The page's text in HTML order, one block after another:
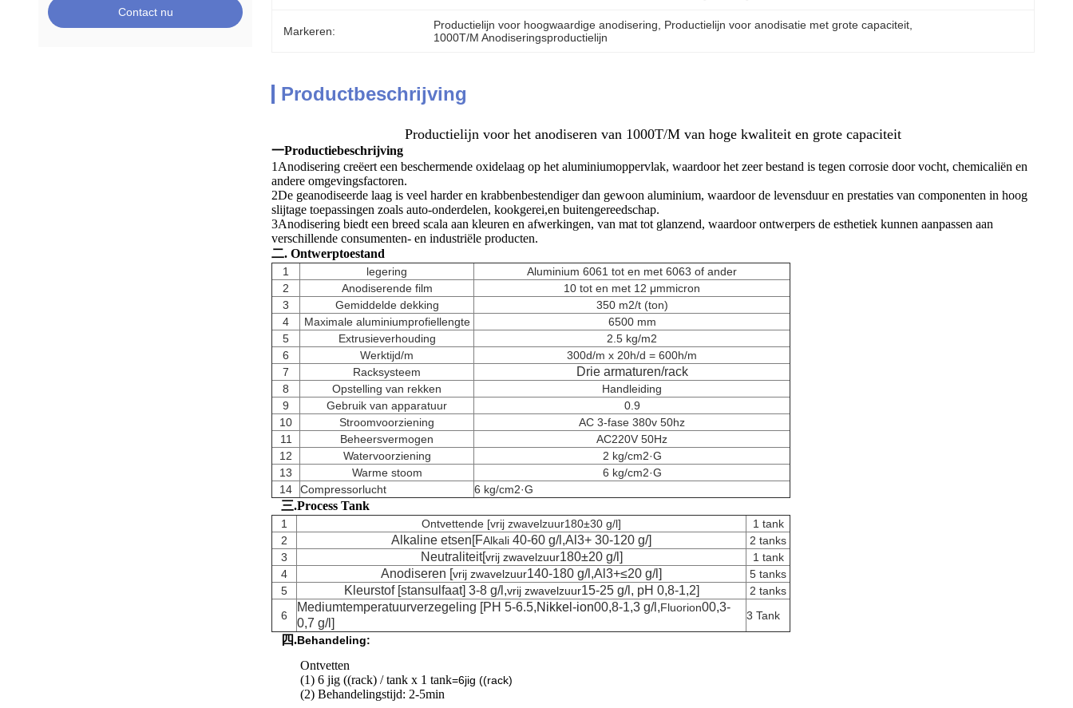
Contact nu
Markeren: Productielijn voor hoogwaardige anodisering Productielijn voor anodisatie met grote capaciteit
1000T/M Anodiseringsproductielijn
Productbeschrijving
Productielijn voor het anodiseren van 1000T/M van hoge kwaliteit en grote capaciteit
一Productiebeschrijving
1Anodisering creëert een beschermende oxidelaag op het aluminiumoppervlak, waardoor het zeer bestand is tegen corrosie door vocht, chemicaliën en
andere omgevingsfactoren.
2De geanodiseerde laag is veel harder en krabbenbestendiger dan gewoon aluminium, waardoor de levensduur en prestaties van componenten in hoog
slijtage toepassingen zoals auto-onderdelen, kookgerei,en buitengereedschap.
3Anodisering biedt een breed scala aan kleuren en afwerkingen, van mat tot glanzend, waardoor ontwerpers de esthetiek kunnen aanpassen aan
verschillende consumenten- en industriële producten.
二. Ontwerptoestand
1 legering
Aluminium 6061 tot en met 6063 of ander
2
Anodiserende film 10 tot en met 12 μmmicron
3
Gemiddelde dekking
350 m2/t (ton)
4
Maximale aluminiumprofiellengte
6500 mm
5
Extrusieverhouding
2.5 kg/m2
6
Werktijd/m
300d/m x 20h/d = 600h/m
7
Racksysteem Drie armaturen/rack
8 Opstelling van rekken
Handleiding
9
Gebruik van apparatuur
0.9
10
Stroomvoorziening
AC 3-fase 380v 50hz
11
Beheersvermogen
AC220V 50Hz
12
Watervoorziening
2 kg/cm2·G
13
Warme stoom
6 kg/cm2·G
14
Compressorlucht 6 kg/cm2·G
三.Process Tank
1 Ontvettende [vrij zwavelzuur180±30 g/l]
1 tank
2
Alkaline etsen[FAlkali 40-60 g/l,Al3+ 30-120 g/]
2 tanks
3
Neutraliteit[vrij zwavelzuur180±20 g/l]
1 tank
4
Anodiseren [vrij zwavelzuur140-180 g/l,Al3+≤20 g/l]
5 tanks
5
Kleurstof [stansulfaat] 3-8 g/l,vrij zwavelzuur15-25 g/l, pH 0,8-1,2]
2 tanks
6
Mediumtemperatuurverzegeling [PH 5-6.5,Nikkel-ion00,8-1,3 g/l,Fluorion00,3-
0,7 g/l]
3 Tank
四.Behandeling:
Ontvetten
(1) 6 jig ((rack) / tank x 1 tank=6jig ((rack)
(2) Behandelingstijd: 2-5min